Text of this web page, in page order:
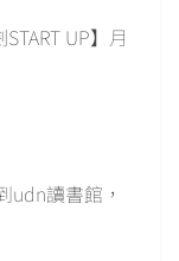
UP】月
udn讀書館，